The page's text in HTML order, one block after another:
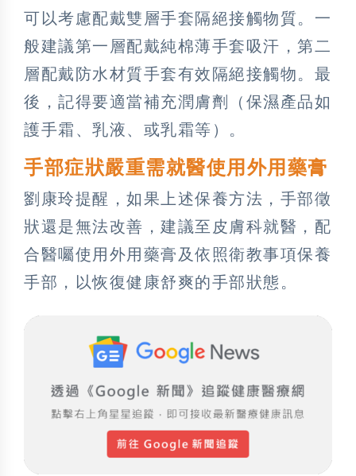
可以考慮配戴雙層手套隔絕接觸物質。一
般建議第一層配戴純棉薄手套吸汗，第二
層配戴防水材質手套有效隔絕接觸物。最
後，記得要適當補充潤膚劑（保濕產品如
護手霜、乳液、或乳霜等）。
手部症狀嚴重需就醫使用外用藥膏
劉康玲提醒，如果上述保養方法，手部徵
狀還是無法改善，建議至皮膚科就醫，配
合醫囑使用外用藥膏及依照衛教事項保養
手部，以恢復健康舒爽的手部狀態。